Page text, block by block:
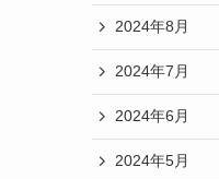
2024年8月
2024年7月
2024年6月
2024年5月